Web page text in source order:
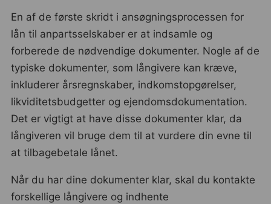
En af de første skridt i ansøgningsprocessen for
lån til anpartsselskaber er at indsamle og
forberede de nødvendige dokumenter. Nogle af de
typiske dokumenter, som långivere kan kræve,
inkluderer årsregnskaber, indkomstopgørelser,
likviditetsbudgetter og ejendomsdokumentation.
Det er vigtigt at have disse dokumenter klar, da
långiveren vil bruge dem til at vurdere din evne til
at tilbagebetale lånet.
Når du har dine dokumenter klar, skal du kontakte
forskellige långivere og indhente